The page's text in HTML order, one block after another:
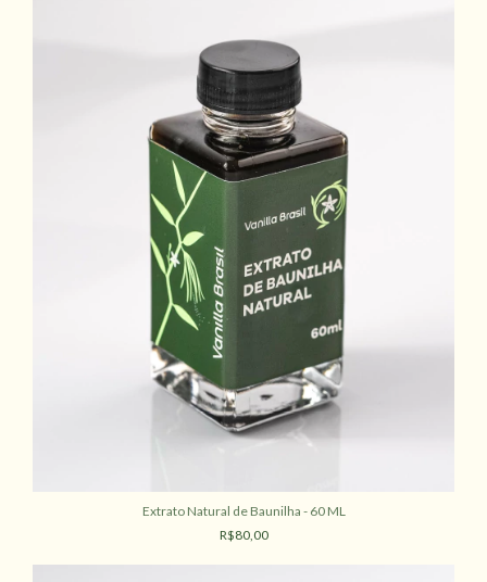
Extrato Natural de Baunilha - 60 ML
R$80,00